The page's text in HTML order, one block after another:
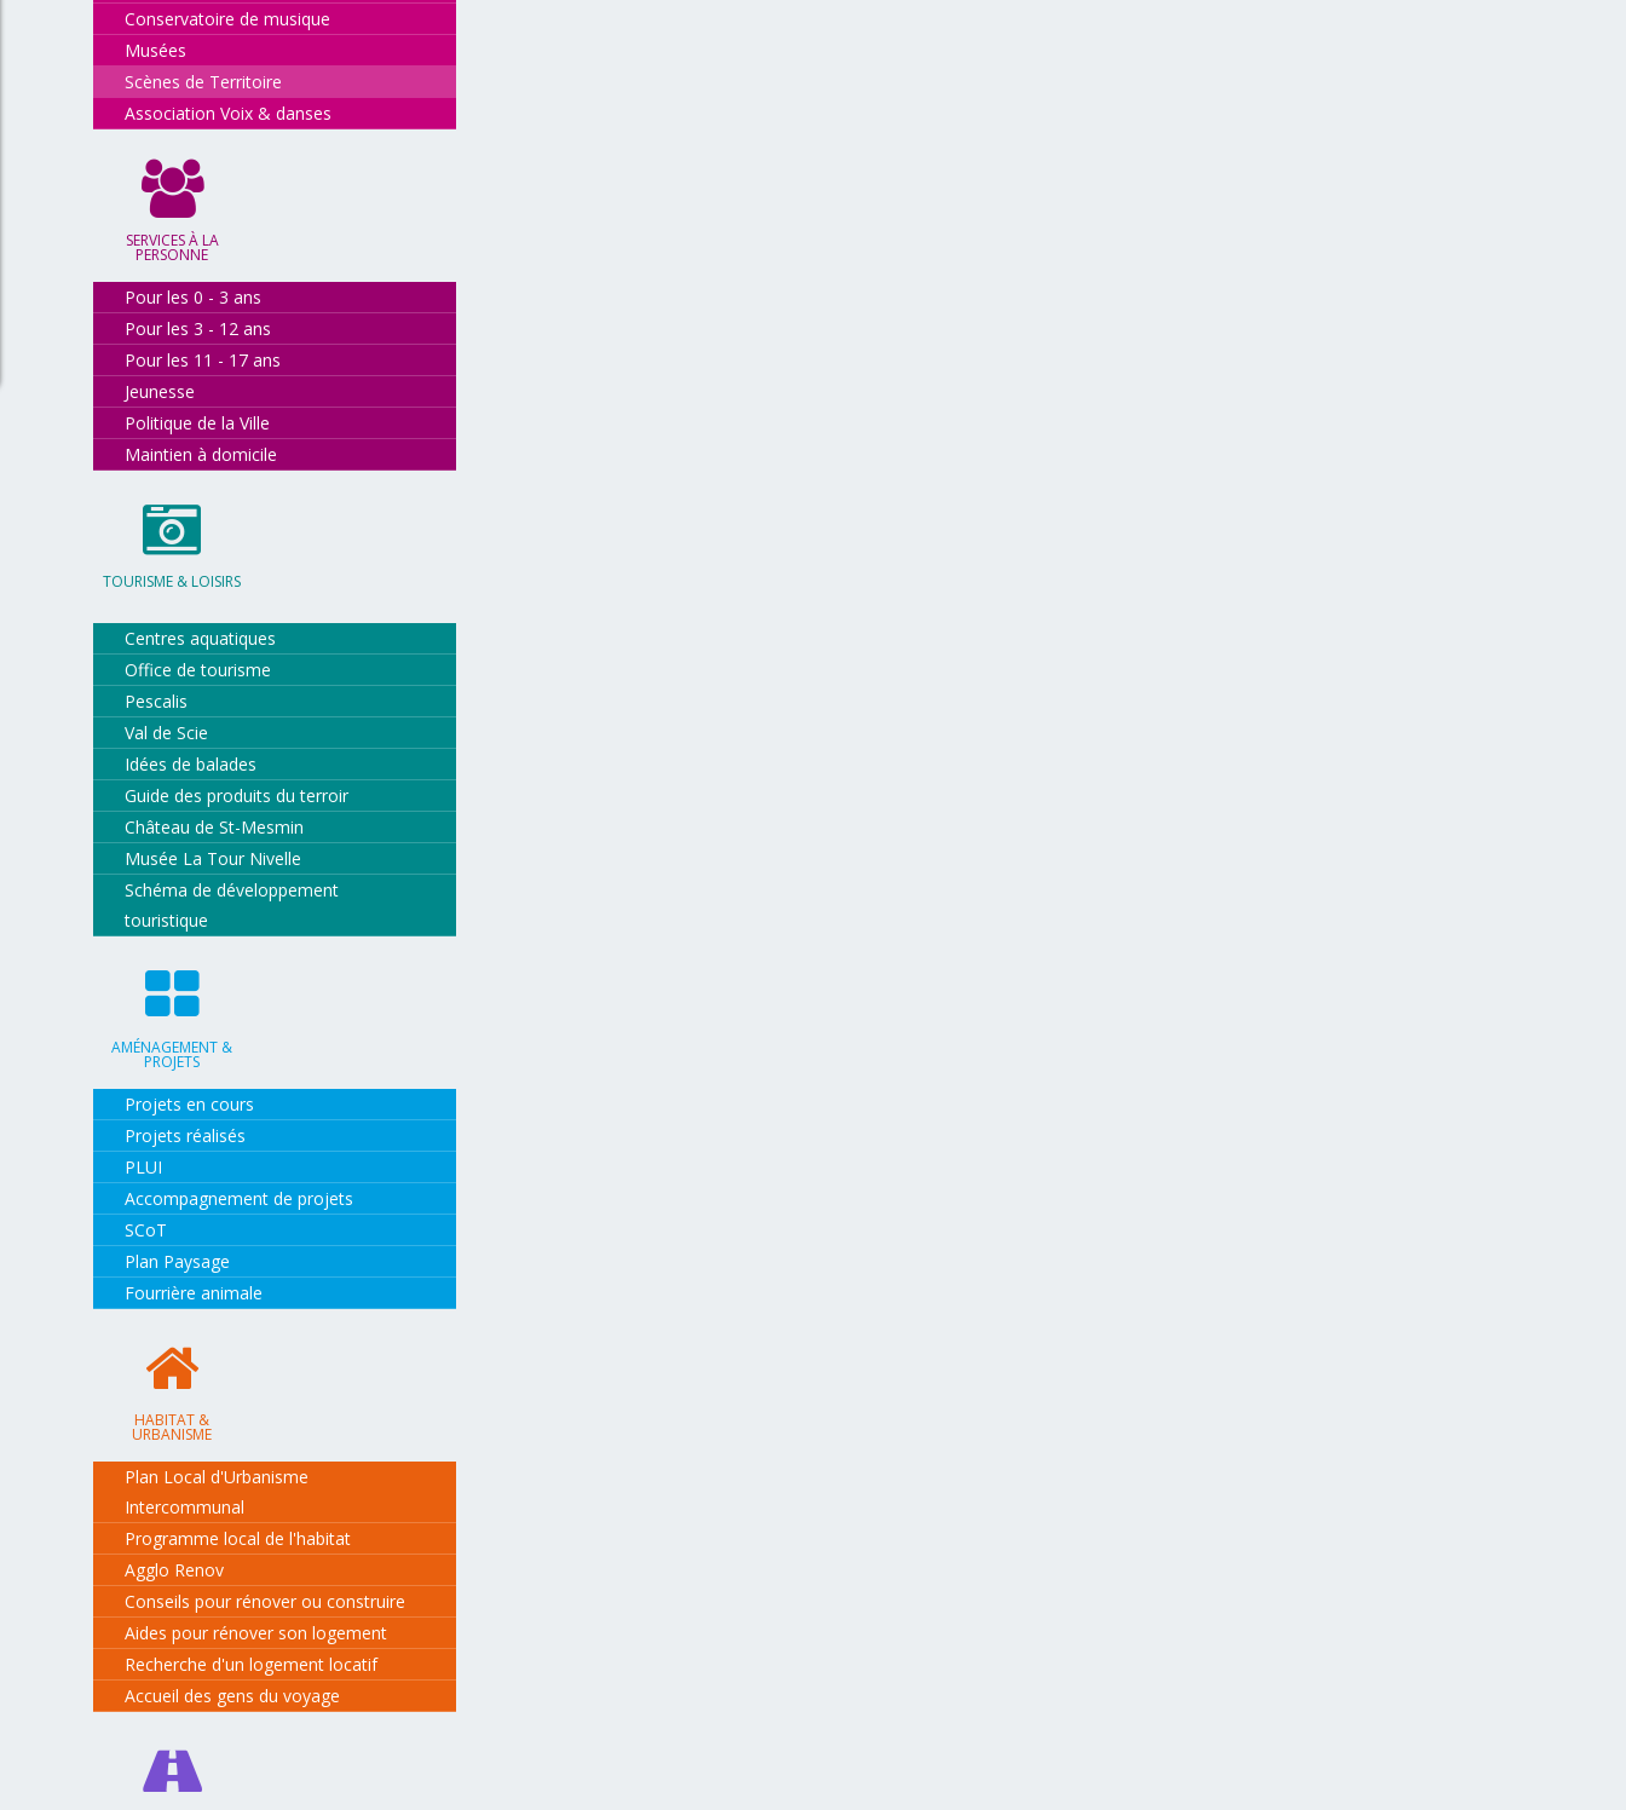
Conservatoire de musique
Musées
Scènes de Territoire
Association Voix & danses
SERVICES À LA
PERSONNE
Pour les 0 - 3 ans
Pour les 3 - 12 ans
Pour les 11 - 17 ans
Jeunesse
Politique de la Ville
Maintien à domicile
TOURISME & LOISIRS
Centres aquatiques
Office de tourisme
Pescalis
Val de Scie
Idées de balades
Guide des produits du terroir
Château de St-Mesmin
Musée La Tour Nivelle
Schéma de développement
touristique
AMÉNAGEMENT &
PROJETS
Projets en cours
Projets réalisés
PLUI
Accompagnement de projets
SCoT
Plan Paysage
Fourrière animale
HABITAT &
URBANISME
Plan Local d'Urbanisme
Intercommunal
Programme local de l'habitat
Agglo Renov
Conseils pour rénover ou construire
Aides pour rénover son logement
Recherche d'un logement locatif
Accueil des gens du voyage